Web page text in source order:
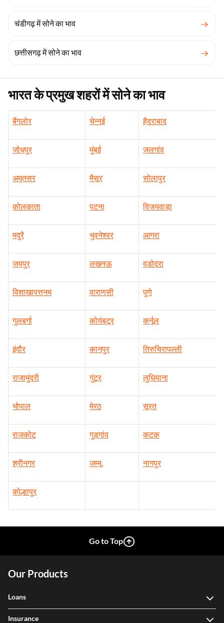
चंडीगढ़ में सोने का भाव
छत्तीसगढ़ में सोने का भाव
भारत के प्रमुख शहरों में सोने का भाव
बैंगलोर चेन्नई हैदराबाद
जोधपुर मुंबई जलगांव
अमृतसर मैसूर सोलापुर
कोलकाता पटना विजयवाड़ा
मदुरै भुवनेश्वर आगरा
जयपुर लखनऊ वडोदरा
विशाखापत्तनम वाराणसी पुणे
गुलबर्गा कोयंबटूर कर्नूल
इंदौर कानपुर तिरुचिरापल्ली
राजामुंदरी गुंटूर लुधियाना
भोपाल मेरठ सूरत
राजकोट गुड़गांव कटक
श्रीनगर जम्मू नागपुर
कोल्हापुर
Go to Top
Our Products
Loans
Insurance